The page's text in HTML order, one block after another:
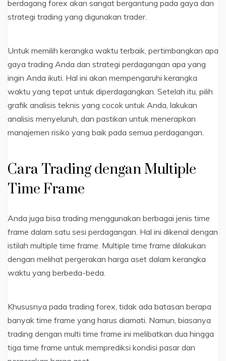
berdagang forex akan sangat bergantung pada gaya dan
strategi trading yang digunakan trader.
Untuk memilih kerangka waktu terbaik, pertimbangkan apa
gaya trading Anda dan strategi perdagangan apa yang
ingin Anda ikuti. Hal ini akan mempengaruhi kerangka
waktu yang tepat untuk diperdagangkan. Setelah itu, pilih
grafik analisis teknis yang cocok untuk Anda, lakukan
analisis menyeluruh, dan pastikan untuk menerapkan
manajemen risiko yang baik pada semua perdagangan.
Cara Trading dengan Multiple
Time Frame
Anda juga bisa trading menggunakan berbagai jenis time
frame dalam satu sesi perdagangan. Hal ini dikenal dengan
istilah multiple time frame. Multiple time frame dilakukan
dengan melihat pergerakan harga aset dalam kerangka
waktu yang berbeda-beda.
Khususnya pada trading forex, tidak ada batasan berapa
banyak time frame yang harus diamati. Namun, biasanya
trading dengan multi time frame ini melibatkan dua hingga
tiga time frame untuk memprediksi kondisi pasar dan